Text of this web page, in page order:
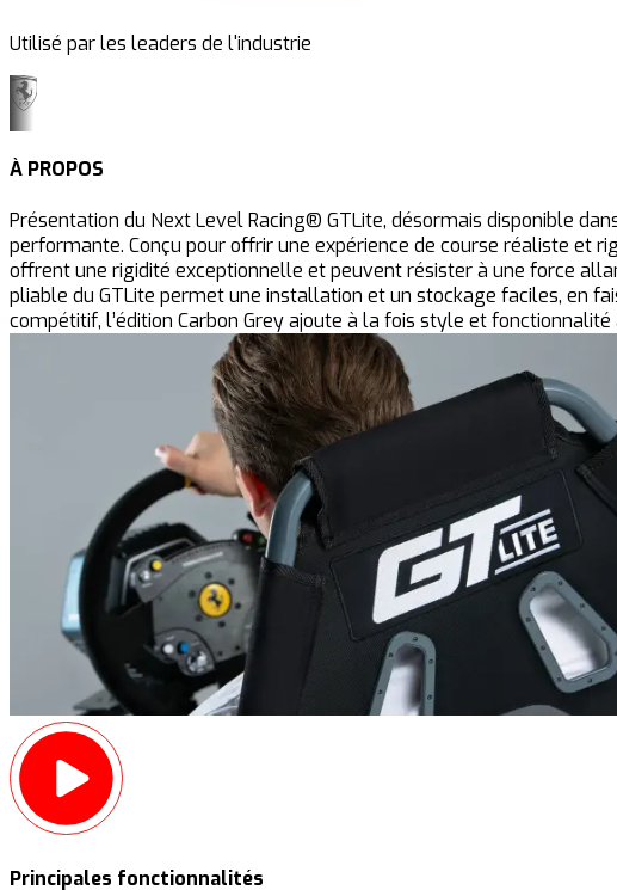
Utilisé par les leaders de l'industrie
À PROPOS
Présentation du Next Level Racing® GTLite, désormais disponible
performante. Conçu pour offrir une expérience de course réaliste et
offrent une rigidité exceptionnelle et peuvent résister à une force
pliable du GTLite permet une installation et un stockage faciles, en
compétitif, l’édition Carbon Grey ajoute à la fois style et
Principales fonctionnalités